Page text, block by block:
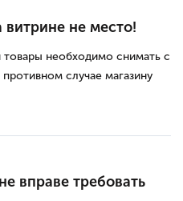
не место!
необходимо снимать с
случае магазину
вправе требовать